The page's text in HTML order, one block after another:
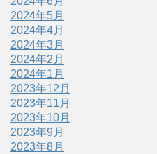
2024年5月
2024年4月
2024年3月
2024年2月
2024年1月
2023年12月
2023年11月
2023年10月
2023年9月
2023年8月